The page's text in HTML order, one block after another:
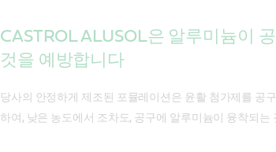
CASTROL ALUSOL은 알루미늄이
것을 예방합니다
당사의 안정하게 제조된 포뮬레이션은 윤활 첨가제를 공
하여, 낮은 농도에서 조차도, 공구에 알루미늄이 융착되는